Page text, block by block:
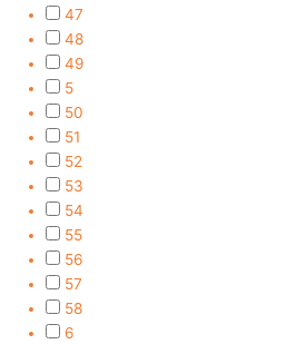
47
48
49
5
50
51
52
53
54
55
56
57
58
6